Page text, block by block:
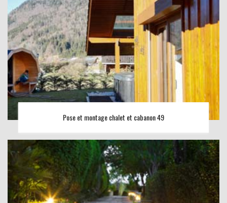
Pose et montage chalet et cabanon 49